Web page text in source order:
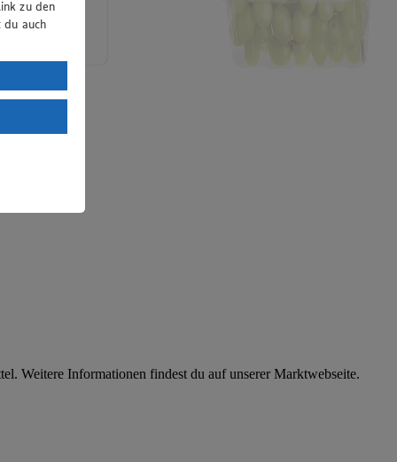
Weitere Informationen findest du auf unserer Marktwebseite.
zu den
auch
DSGVO
mit
das